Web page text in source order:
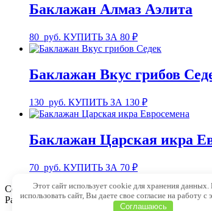
Баклажан Алмаз Аэлита
80 руб. КУПИТЬ ЗА 80 ₽
Баклажан Вкус грибов
130 руб. КУПИТЬ ЗА 130 ₽
Баклажан Царская икра
70 руб. КУПИТЬ ЗА 70 ₽
Copyright © 1999 - 2025 Семена-почтой от 1
Разработка сайта:WP Студия
Этот сайт использует cookie для хранения
использовать сайт, Вы даете свое согласие на работу с
Соглашаюсь